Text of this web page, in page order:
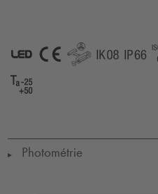
▶ Photométrie